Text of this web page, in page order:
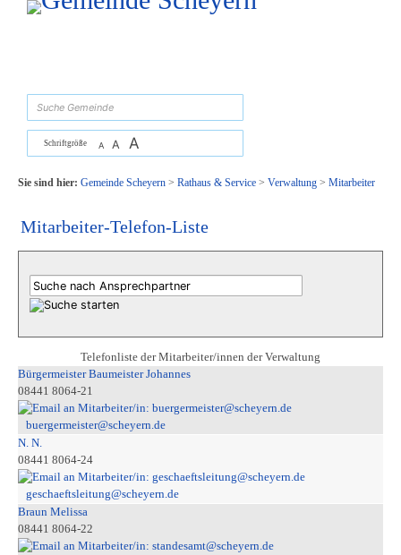
Zum Inhalt, zur Navigationoder zur Startseite springen.
Schriftgröße A A A
Sie sind hier: Gemeinde Scheyern> Rathaus & Service> Verwaltung> Mitarbeiter
Mitarbeiter-Telefon-Liste
Telefonliste der Mitarbeiter/innen der Verwaltung
Bürgermeister Baumeister Johannes
08441 8064-21
buergermeister@scheyern.de
N. N.
08441 8064-24
geschaeftsleitung@scheyern.de
Braun Melissa
08441 8064-22